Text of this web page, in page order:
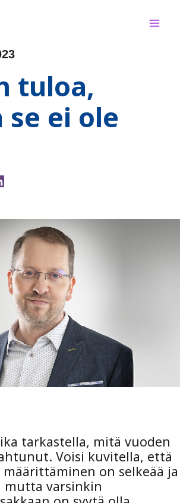
tuloa,
ei ole
tarkastella, mitä vuoden
Voisi kuvitella, että
on selkeää ja
mutta varsinkin